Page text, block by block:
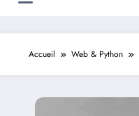
Accueil Web & Python